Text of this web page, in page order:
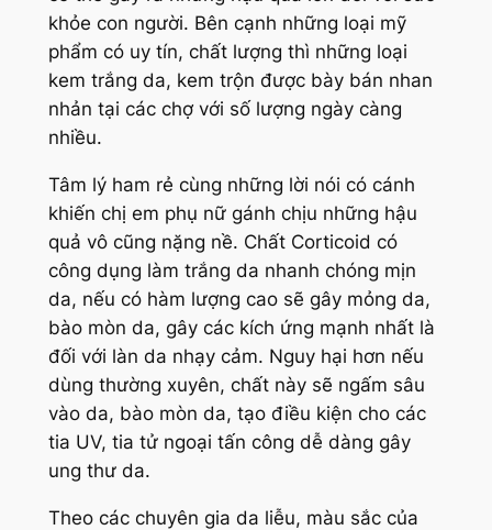
khỏe con người. Bên cạnh những loại mỹ
phẩm có uy tín, chất lượng thì những loại
kem trắng da, kem trộn được bày bán nhan
nhản tại các chợ với số lượng ngày càng
nhiều.
Tâm lý ham rẻ cùng những lời nói có cánh
khiến chị em phụ nữ gánh chịu những hậu
quả vô cũng nặng nề. Chất Corticoid có
công dụng làm trắng da nhanh chóng mịn
da, nếu có hàm lượng cao sẽ gây mỏng da,
bào mòn da, gây các kích ứng mạnh nhất là
đối với làn da nhạy cảm. Nguy hại hơn nếu
dùng thường xuyên, chất này sẽ ngấm sâu
vào da, bào mòn da, tạo điều kiện cho các
tia UV, tia tử ngoại tấn công dễ dàng gây
ung thư da.
Theo các chuyên gia da liễu, màu sắc của